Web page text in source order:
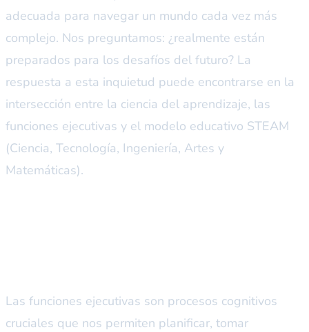
adecuada para navegar un mundo cada vez más
complejo. Nos preguntamos: ¿realmente están
preparados para los desafíos del futuro? La
respuesta a esta inquietud puede encontrarse en la
intersección entre la ciencia del aprendizaje, las
funciones ejecutivas y el modelo educativo STEAM
(Ciencia, Tecnología, Ingeniería, Artes y
Matemáticas).
Las funciones ejecutivas son procesos cognitivos
cruciales que nos permiten planificar, tomar